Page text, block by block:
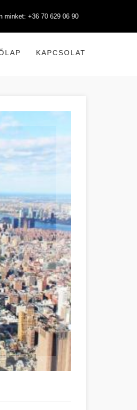
minket: +36 70 629 06 90
KAPCSOLAT